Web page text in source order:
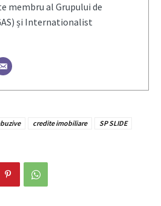
membru al Grupului de
și Internationalist
credite imobiliare
SP SLIDE